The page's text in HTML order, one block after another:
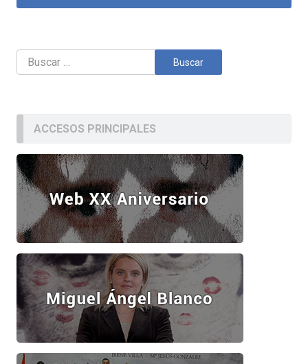
Buscar:
ACCESOS PRINCIPALES